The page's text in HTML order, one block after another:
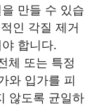
만들 수 있습
인 각질 제거
합니다.
체 또는 특정
와 입가를 피
않도록 균일하